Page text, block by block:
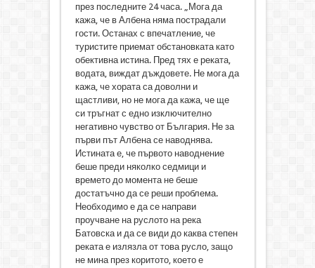
през последните 24 часа. „Мога да
кажа, че в Албена няма пострадали
гости. Останах с впечатление, че
туристите приемат обстановката като
обективна истина. Пред тях е реката,
водата, виждат дъждовете. Не мога да
кажа, че хората са доволни и
щастливи, но не мога да кажа, че ще
си тръгнат с едно изключително
негативно чувство от България. Не за
първи път Албена се наводнява.
Истината е, че първото наводнение
беше преди няколко седмици и
времето до момента не беше
достатъчно да се реши проблема.
Необходимо е да се направи
проучване на руслото на река
Батовска и да се види до каква степен
реката е излязла от това русло, защо
не мина през коритото, което е